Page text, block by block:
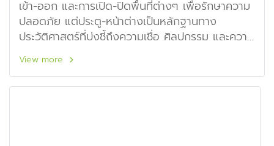
เข้า-ออก และการเปิด-ปิดพื้นที่ต่างๆ เพื่อรักษาความ
ปลอดภัย แต่ประตู-หน้าต่างเป็นหลักฐานทาง
ประวัติศาสตร์ที่บ่งชี้ถึงความเชื่อ ศิลปกรรม และความ
เจริญรุ่งเรืองในแต่ละยุคสมัยที่แตกต่างกันตามแต่ละ
ท้องถิ่น
View more